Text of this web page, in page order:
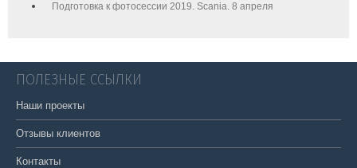
Подготовка к фотосессии 2019. Scania. 8 апреля
ПОЛЕЗНЫЕ ССЫЛКИ
Наши проекты
Отзывы клиентов
Контакты